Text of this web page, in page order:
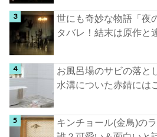
世にも奇妙な物語「夜
タバレ！結末は原作と
お風呂場のサビの落と
水溝についた赤錆には
キンチョール(金鳥)の